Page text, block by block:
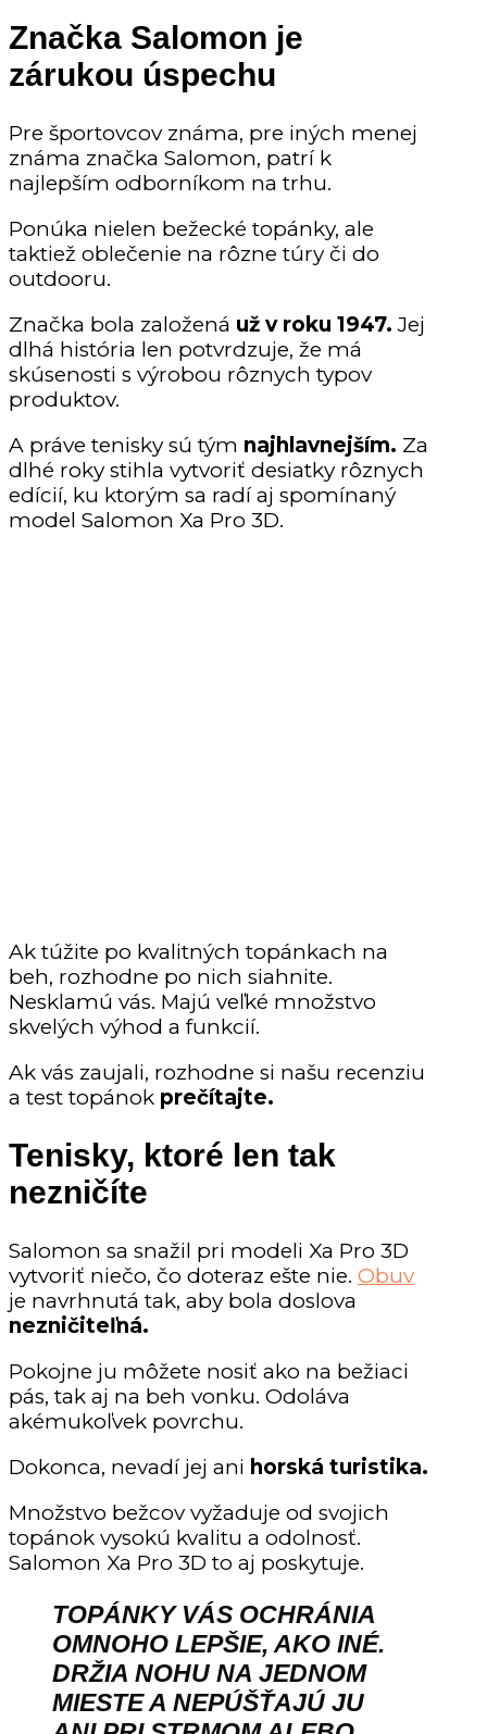
Značka Salomon je
zárukou úspechu
Pre športovcov známa, pre iných menej
známa značka Salomon, patrí k
najlepším odborníkom na trhu.
Ponúka nielen bežecké topánky, ale
taktiež oblečenie na rôzne túry či do
outdooru.
Značka bola založená už v roku 1947. Jej
dlhá história len potvrdzuje, že má
skúsenosti s výrobou rôznych typov
produktov.
A práve tenisky sú tým najhlavnejším. Za
dlhé roky stihla vytvoriť desiatky rôznych
edícií, ku ktorým sa radí aj spomínaný
model Salomon Xa Pro 3D.
Ak túžite po kvalitných topánkach na
beh, rozhodne po nich siahnite.
Nesklamú vás. Majú veľké množstvo
skvelých výhod a funkcií.
Ak vás zaujali, rozhodne si našu recenziu
a test topánok prečítajte.
Tenisky, ktoré len tak
nezničíte
Salomon sa snažil pri modeli Xa Pro 3D
vytvoriť niečo, čo doteraz ešte nie. Obuv
je navrhnutá tak, aby bola doslova
nezničiteľná.
Pokojne ju môžete nosiť ako na bežiaci
pás, tak aj na beh vonku. Odoláva
akémukoľvek povrchu.
Dokonca, nevadí jej ani horská turistika.
Množstvo bežcov vyžaduje od svojich
topánok vysokú kvalitu a odolnosť.
Salomon Xa Pro 3D to aj poskytuje.
TOPÁNKY VÁS OCHRÁNIA
OMNOHO LEPŠIE, AKO INÉ.
DRŽIA NOHU NA JEDNOM
MIESTE A NEPÚŠŤAJÚ JU